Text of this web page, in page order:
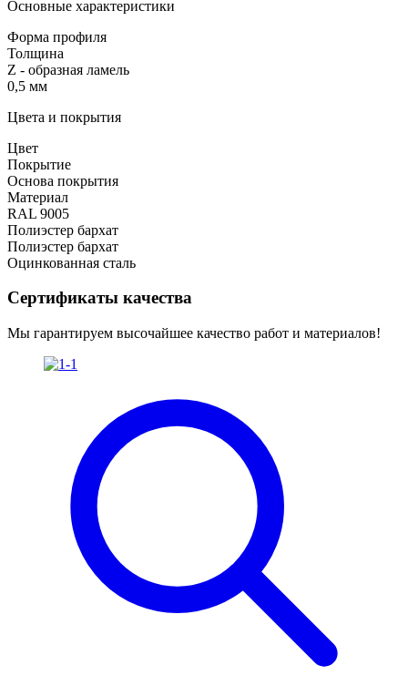
Основные характеристики
Форма профиля
Толщина
Z - образная ламель
0,5 мм
Цвета и покрытия
Цвет
Покрытие
Основа покрытия
Материал
RAL 9005
Полиэстер бархат
Полиэстер бархат
Оцинкованная сталь
Сертификаты качества
Мы гарантируем высочайшее качество работ и материалов!